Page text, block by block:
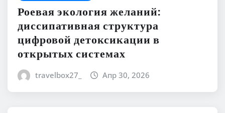
Роевая экология желаний:
диссипативная структура
цифровой детоксикации в
открытых системах
travelbox27_ Апр 30, 2026